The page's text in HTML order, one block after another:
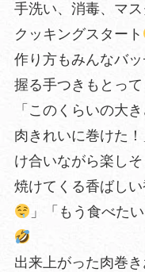
手洗い、消毒、マ
クッキングスタート
作り方もみんなバ
握る手つきもとっ
「このくらいの大
肉きれいに巻けた
け合いながら楽し
焼けてくる香ばし
」「もう食べた
出来上がった肉巻